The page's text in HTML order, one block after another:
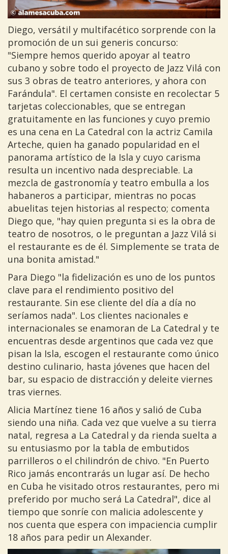
Diego, versátil y multifacético sorprende con la
promoción de un sui generis concurso:
"Siempre hemos querido apoyar al teatro
cubano y sobre todo el proyecto de Jazz Vilá con
sus 3 obras de teatro anteriores, y ahora con
Farándula". El certamen consiste en recolectar 5
tarjetas coleccionables, que se entregan
gratuitamente en las funciones y cuyo premio
es una cena en La Catedral con la actriz Camila
Arteche, quien ha ganado popularidad en el
panorama artístico de la Isla y cuyo carisma
resulta un incentivo nada despreciable. La
mezcla de gastronomía y teatro embulla a los
habaneros a participar, mientras no pocas
abuelitas tejen historias al respecto; comenta
Diego que, "hay quien pregunta si es la obra de
teatro de nosotros, o le preguntan a Jazz Vilá si
el restaurante es de él. Simplemente se trata de
una bonita amistad."
Para Diego "la fidelización es uno de los puntos
clave para el rendimiento positivo del
restaurante. Sin ese cliente del día a día no
seríamos nada". Los clientes nacionales e
internacionales se enamoran de La Catedral y te
encuentras desde argentinos que cada vez que
pisan la Isla, escogen el restaurante como único
destino culinario, hasta jóvenes que hacen del
bar, su espacio de distracción y deleite viernes
tras viernes.
Alicia Martínez tiene 16 años y salió de Cuba
siendo una niña. Cada vez que vuelve a su tierra
natal, regresa a La Catedral y da rienda suelta a
su entusiasmo por la tabla de embutidos
parrilleros o el chilindrón de chivo. "En Puerto
Rico jamás encontrarás un lugar así. De hecho
en Cuba he visitado otros restaurantes, pero mi
preferido por mucho será La Catedral", dice al
tiempo que sonríe con malicia adolescente y
nos cuenta que espera con impaciencia cumplir
18 años para pedir un Alexander.